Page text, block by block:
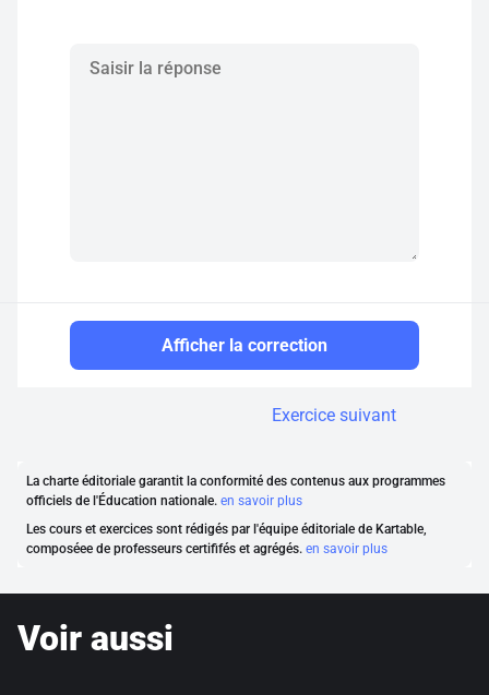
Afficher la correction
Exercice suivant
La charte éditoriale garantit la conformité des contenus aux programmes
officiels de l'Éducation nationale. en savoir plus
Les cours et exercices sont rédigés par l'équipe éditoriale de Kartable,
composéee de professeurs certififés et agrégés. en savoir plus
Voir aussi